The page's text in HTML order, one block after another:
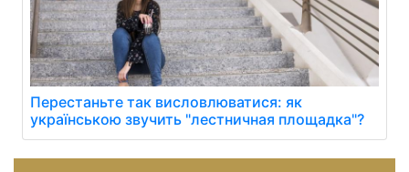
Перестаньте так висловлюватися: як
українською звучить "лестничная площадка"?